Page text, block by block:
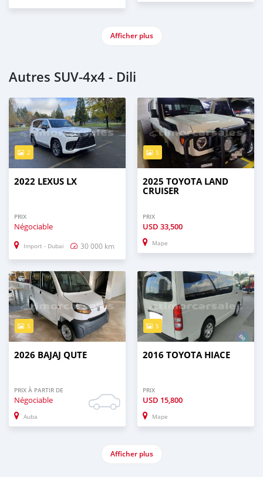
Afficher plus
Autres SUV‒4x4 - Dili
2
2022 LEXUS LX
PRIX
Négociable
Import - Dubai 30 000 km
5
2025 TOYOTA LAND
CRUISER
PRIX
USD 33,500
Mape
5
2026 BAJAJ QUTE
PRIX À PARTIR DE
Négociable
Auba
5
2016 TOYOTA HIACE
PRIX
USD 15,800
Mape
Afficher plus